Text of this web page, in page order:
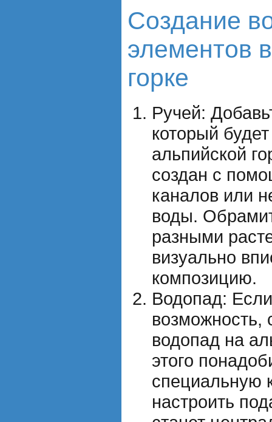
Создание
элементов
горке
Ручей:
который
альпийской
создан с
каналов или
воды.
разными
визуально
композицию.
Водопад:
возможность,
водопад на
этого
специальную
настроить